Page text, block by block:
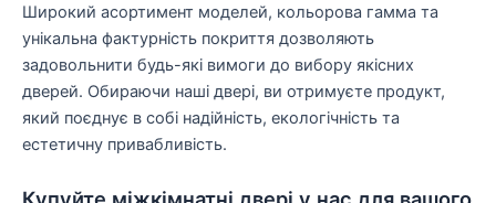
Широкий асортимент моделей, кольорова гамма та
унікальна фактурність покриття дозволяють
задовольнити будь-які вимоги до вибору якісних
дверей. Обираючи наші двері, ви отримуєте продукт,
який поєднує в собі надійність, екологічність та
естетичну привабливість.